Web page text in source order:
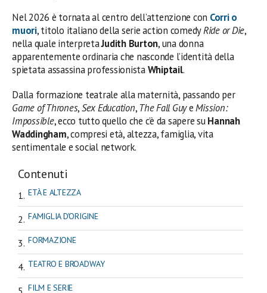
Nel 2026 è tornata al centro dell’attenzione con Corri o
muori, titolo italiano della serie action comedyRide or Die,
nella quale interpretaJudith Burton, una donna
apparentemente ordinaria che nasconde l’identità della
spietata assassina professionistaWhiptail.
Dalla formazione teatrale alla maternità, passando per
Game of Thrones,Sex Education, The Fall GuyeMission:
Impossible, ecco tutto quello che c’è da sapere suHannah
Waddingham, compresi età, altezza, famiglia, vita
sentimentale e social network.
Contenuti
ETÀ E ALTEZZA
FAMIGLIA D'ORIGINE
FORMAZIONE
TEATRO E BROADWAY
FILM E SERIE